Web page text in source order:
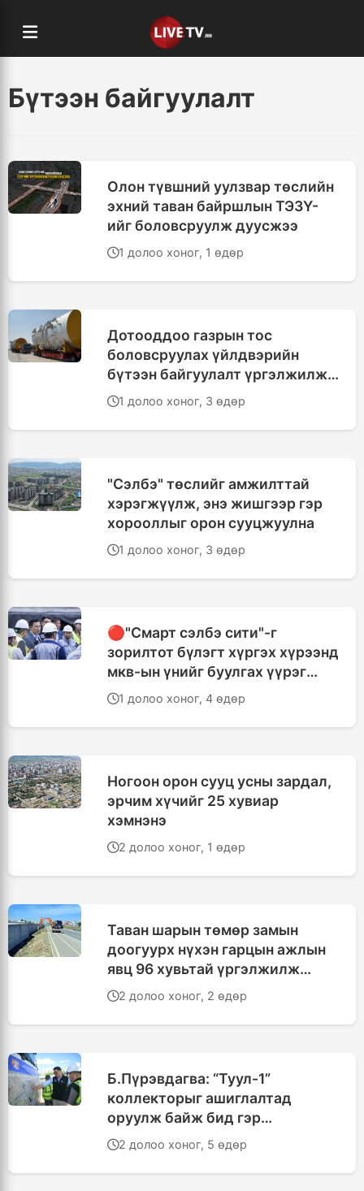
Бүтээн байгуулалт
Олон түвшний уулзвар төслийн
эхний таван байршлын ТЭЗҮ-
ийг боловсруулж дуусжээ
1 долоо хоног, 1 өдөр
Дотооддоо газрын тос
боловсруулах үйлдвэрийн
бүтээн байгуулалт үргэлжилж
байна
1 долоо хоног, 3 өдөр
"Сэлбэ" төслийг амжилттай
хэрэгжүүлж, энэ жишгээр гэр
хорооллыг орон сууцжуулна
1 долоо хоног, 3 өдөр
🔴"Смарт сэлбэ сити"-г
зорилтот бүлэгт хүргэх хүрээнд
мкв-ын үнийг буулгах үүрэг
өглөө
1 долоо хоног, 4 өдөр
Ногоон орон сууц усны зардал,
эрчим хүчийг 25 хувиар
хэмнэнэ
2 долоо хоног, 1 өдөр
Таван шарын төмөр замын
доогуурх нүхэн гарцын ажлын
явц 96 хувьтай үргэлжилж
байна
2 долоо хоног, 2 өдөр
Б.Пүрэвдагва: “Туул-1”
коллекторыг ашиглалтад
оруулж байж бид гэр
хорооллыг барилгажуулна
2 долоо хоног, 5 өдөр